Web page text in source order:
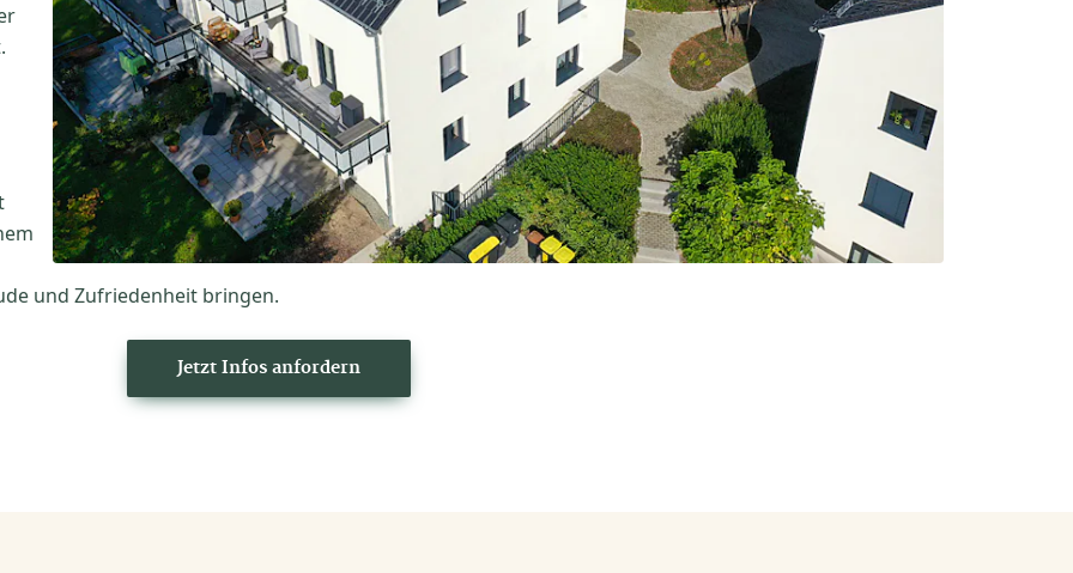
und Zufriedenheit bringen.
Jetzt Infos anfordern